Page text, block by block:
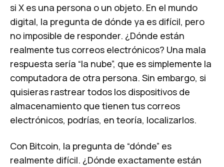
si X es una persona o un objeto. En el mundo
digital, la pregunta de dónde ya es difícil, pero
no imposible de responder. ¿Dónde están
realmente tus correos electrónicos? Una mala
respuesta sería “la nube”, que es simplemente la
computadora de otra persona. Sin embargo, si
quisieras rastrear todos los dispositivos de
almacenamiento que tienen tus correos
electrónicos, podrías, en teoría, localizarlos.
Con Bitcoin, la pregunta de “dónde” es
realmente difícil. ¿Dónde exactamente están